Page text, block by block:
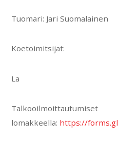
Tuomari: Jari Suomalainen
Koetoimitsijat:
La
Talkooilmoittautumiset
lomakkeella: https://